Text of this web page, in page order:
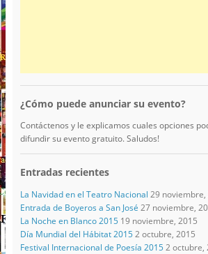
¿Cómo puede anunciar su evento?
Contáctenos y le explicamos cuales opciones
difundir su evento gratuito. Saludos!
Entradas recientes
La Navidad en el Teatro Nacional 29 noviembre,
Entrada de Boyeros a San José 27 noviembre,
La Noche en Blanco 2015 19 noviembre, 2015
Día Mundial del Hábitat 2015 2 octubre, 2015
Festival Internacional de Poesía 2015 2 octubre,